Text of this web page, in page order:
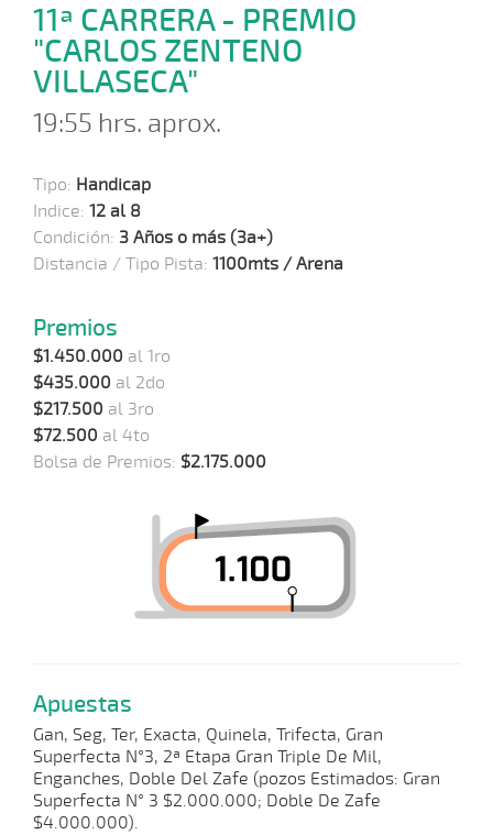
11ª CARRERA - PREMIO
"CARLOS ZENTENO
VILLASECA"
19:55 hrs. aprox.
Tipo: Handicap
Indice: 12 al 8
Condición: 3 Años o más (3a+)
Distancia / Tipo Pista: 1100mts / Arena
Premios
$1.450.000 al 1ro
$435.000 al 2do
$217.500 al 3ro
$72.500 al 4to
Bolsa de Premios: $2.175.000
Apuestas
Gan, Seg, Ter, Exacta, Quinela, Trifecta, Gran
Superfecta N°3, 2ª Etapa Gran Triple De Mil,
Enganches, Doble Del Zafe (pozos Estimados: Gran
Superfecta N° 3 $2.000.000; Doble De Zafe
$4.000.000).